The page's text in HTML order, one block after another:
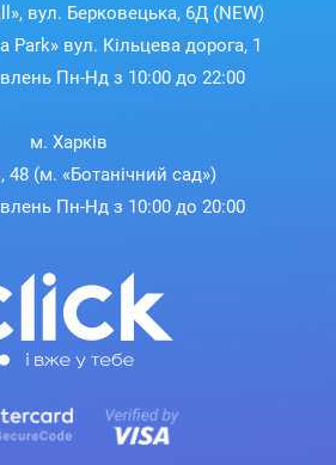
вул. Берковецька, 6Д (NEW)
Park» вул. Кільцева дорога, 1
Пн-Нд з 10:00 до 22:00
м. Харків
48 (м. «Ботанічний сад»)
Пн-Нд з 10:00 до 20:00